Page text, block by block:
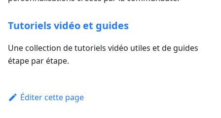
Tutoriels vidéo et guides
Une collection de tutoriels vidéo utiles et de guides
étape par étape.
Éditer cette page